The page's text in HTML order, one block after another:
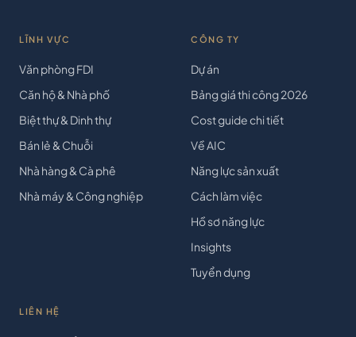
LĨNH VỰC
Văn phòng FDI
Căn hộ & Nhà phố
Biệt thự & Dinh thự
Bán lẻ & Chuỗi
Nhà hàng & Cà phê
Nhà máy & Công nghiệp
CÔNG TY
Dự án
Bảng giá thi công 2026
Cost guide chi tiết
Về AIC
Năng lực sản xuất
Cách làm việc
Hồ sơ năng lực
Insights
Tuyển dụng
LIÊN HỆ